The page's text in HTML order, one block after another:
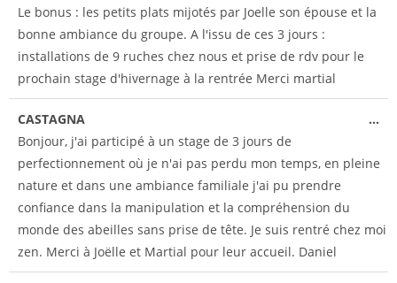
Le bonus : les petits plats mijotés par Joelle son épouse et la
bonne ambiance du groupe. A l'issu de ces 3 jours :
installations de 9 ruches chez nous et prise de rdv pour le
prochain stage d'hivernage à la rentrée Merci martial
CASTAGNA
Bonjour, j'ai participé à un stage de 3 jours de
perfectionnement où je n'ai pas perdu mon temps, en pleine
nature et dans une ambiance familiale j'ai pu prendre
confiance dans la manipulation et la compréhension du
monde des abeilles sans prise de tête. Je suis rentré chez moi
zen. Merci à Joëlle et Martial pour leur accueil. Daniel
...